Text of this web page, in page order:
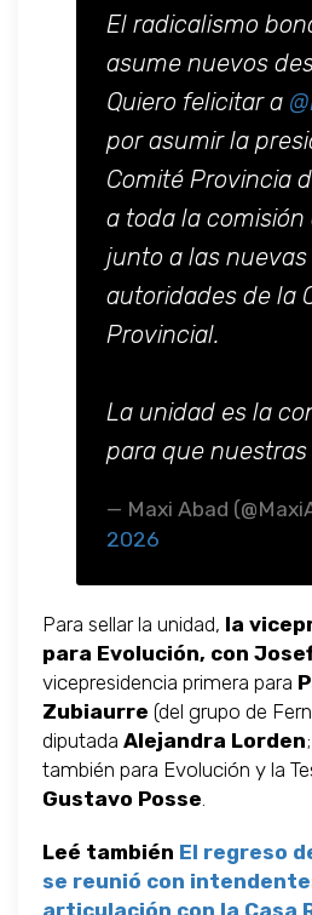
El radicalismo
asume nuevos
Quiero felicitar a
por asumir la
Comité Provincia
a toda la comisión
junto a las nuevas
autoridades de la
Provincial.
La unidad es la
para que nuestras
— Maxi Abad
2026
Para sellar la unidad, la
para Evolución, con
vicepresidencia primera para
Zubiaurre (del grupo de
diputada Alejandra Lorden
también para Evolución y la
Gustavo Posse.
Leé también El regreso
se reunió con